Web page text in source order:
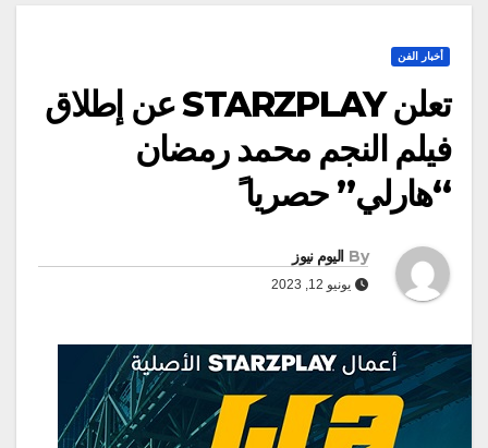
أخبار الفن
تعلن STARZPLAY عن إطلاق
فيلم النجم محمد رمضان
“هارلي” حصريا ً
By اليوم نيوز
يونيو 12, 2023